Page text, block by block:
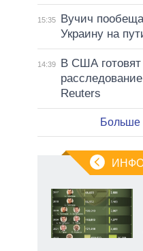
15:35
Вучич
Украину на
14:39
В США
Reuters
Больше